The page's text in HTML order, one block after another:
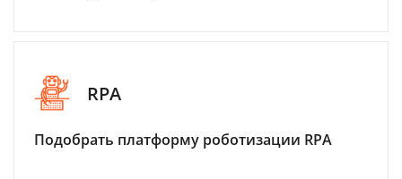
RPA
Подобрать платформу роботизации RPA